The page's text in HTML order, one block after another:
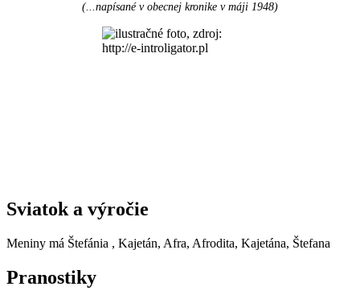
(...napísané v obecnej kronike v máji 1948)
Sviatok a výročie
Meniny má Štefánia , Kajetán, Afra, Afrodita, Kajetána, Štefana
Pranostiky